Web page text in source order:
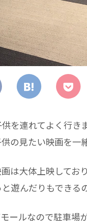
を連れてよく行きま
の見たい映画を一
は大体上映してお
遊んだりもできる
ールなので駐車場